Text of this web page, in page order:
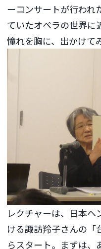
ーコンサートが行われ
ていたオペラの世界
憧れを胸に、出かけて
レクチャーは、日本
ける諏訪羚子さんの「
らスタート。まずは、